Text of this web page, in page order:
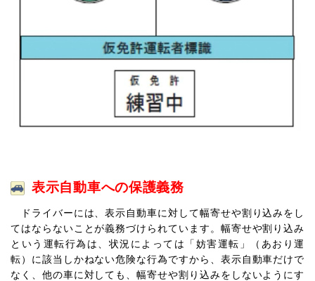
表示自動車への保護義務
ドライバーには、表示自動車に対して幅寄せや割り込みをし
てはならないことが義務づけられています。幅寄せや割り込み
という運転行為は、状況によっては「妨害運転」（あおり運
転）に該当しかねない危険な行為ですから、表示自動車だけで
なく、他の車に対しても、幅寄せや割り込みをしないようにす